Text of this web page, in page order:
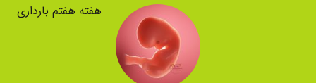
هفته هفتم بارداری